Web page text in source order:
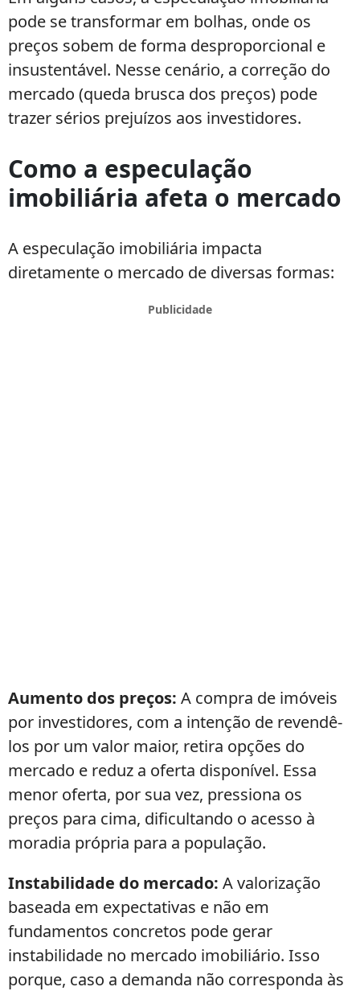
pode se transformar em bolhas, onde os
preços sobem de forma desproporcional e
insustentável. Nesse cenário, a correção do
mercado (queda brusca dos preços) pode
trazer sérios prejuízos aos investidores.
Como a especulação
imobiliária afeta o mercado
A especulação imobiliária impacta
diretamente o mercado de diversas formas:
Aumento dos preços: A compra de imóveis
por investidores, com a intenção de revendê-
los por um valor maior, retira opções do
mercado e reduz a oferta disponível. Essa
menor oferta, por sua vez, pressiona os
preços para cima, dificultando o acesso à
moradia própria para a população.
Instabilidade do mercado: A valorização
baseada em expectativas e não em
fundamentos concretos pode gerar
instabilidade no mercado imobiliário. Isso
porque, caso a demanda não corresponda às